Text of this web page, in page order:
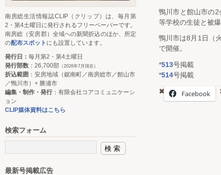
鴨川市と館山市の
等学校の生徒と被
鴨川市は8月1日（
で開催。
*513号掲載
*514号掲載
Facebook
南房総生活情報誌CLIP（クリップ）は、毎月第
2・第4土曜日に発行されるフリーペーパーです。
南房総（安房郡）全域への新聞折込のほか、所定
の配布スポット にも設置しています。
発行日： 毎月第2・第4土曜日
発行部数 ：26,700部 （2026年7月現在）
折込範囲 ：安房地域（鋸南町／南房総市／館山市
／鴨川市）+ 勝浦市
編集・制作・発行：有限会社コアコミュニケーシ
ョン
CLIP媒体資料はこちら
検索フォーム
最新号掲載広告